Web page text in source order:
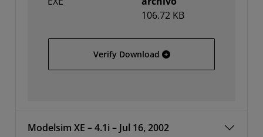
106.72 KB
Verify Download WebPACK Full Installer
Modelsim XE – 4.1i – Jul 16, 2002